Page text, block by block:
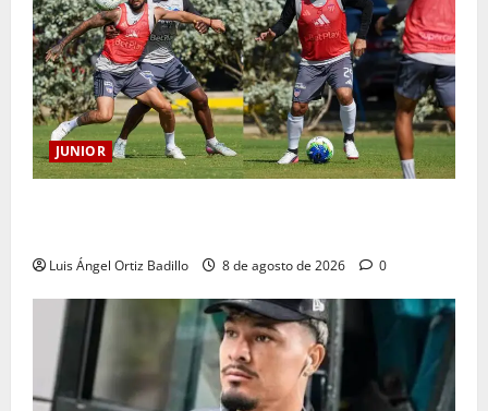
JUNIOR
Luis Ángel Ortiz Badillo 8 de agosto de 2026 0